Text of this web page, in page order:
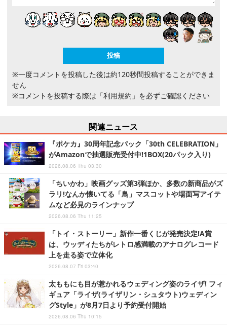
※一度コメントを投稿した後は約120秒間投稿することができま
せん
※コメントを投稿する際は 「利用規約」 を必ずご確認ください
関連ニュース
『ポケカ』30周年記念パック「30th CELEBRATION」
がAmazonで抽選販売受付中!1BOX(20パック入り)
2026.08.06 Thu 03:30
「ちいかわ」映画グッズ第3弾ほか、多数の新商品がズ
ラリ!なんか懐いてる「鳥」マスコットや場面写アイテ
ムなど必見のラインナップ
2026.08.06 Thu 11:25
「トイ・ストーリー」新作一番くじが発売決定!A賞
は、ウッディたちがレトロ感満載のアナログレコード
上を走る姿で立体化
2026.08.07 Fri 03:40
太ももにも目が惹かれるウェディング姿のライザ! フィ
ギュア「ライザ(ライザリン・シュタウト)ウェディン
グStyle」が8月7日より予約受付開始
2026.08.06 Thu 10:15